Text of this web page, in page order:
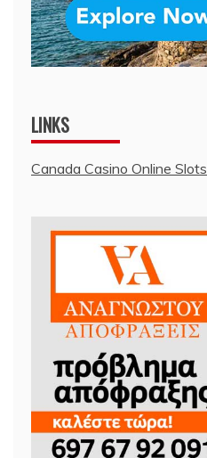
LINKS
Canada Casino Online Slots